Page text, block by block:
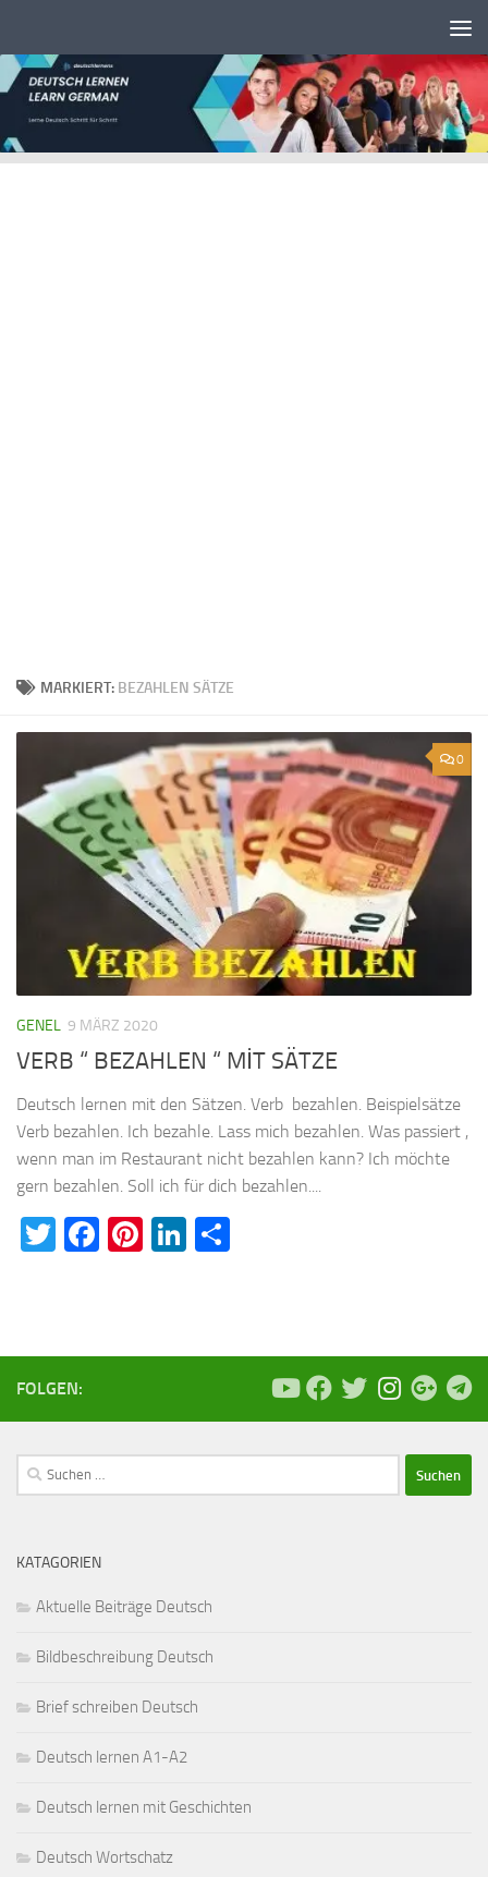
MARKIERT: BEZAHLEN SÄTZE
0
GENEL 9 MÄRZ 2020
VERB “ BEZAHLEN “ MİT SÄTZE
Deutsch lernen mit den Sätzen. Verb bezahlen. Beispielsätze
Verb bezahlen. Ich bezahle. Lass mich bezahlen. Was passiert ,
wenn man im Restaurant nicht bezahlen kann? Ich möchte
gern bezahlen. Soll ich für dich bezahlen....
Twitter
Facebook
Pinterest
LinkedIn
FOLGEN:
Suchen
nach:
KATAGORIEN
Aktuelle Beiträge Deutsch
Bildbeschreibung Deutsch
Brief schreiben Deutsch
Deutsch lernen A1-A2
Deutsch lernen mit Geschichten
Deutsch Wortschatz